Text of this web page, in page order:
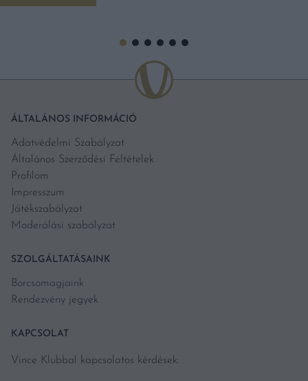
ÁLTALÁNOS INFORMÁCIÓ
Adatvédelmi Szabályzat
Általános Szerződési Feltételek
Profilom
Impresszum
Játékszabályzat
Moderálási szabályzat
SZOLGÁLTATÁSAINK
Borcsomagjaink
Rendezvény jegyek
KAPCSOLAT
Vince Klubbal kapcsolatos kérdések: